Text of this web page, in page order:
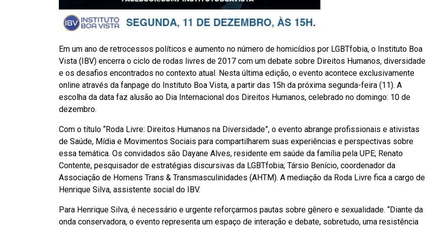
Em um ano de retrocessos políticos e aumento no número de homicídios por LGBTfobia, o Instituto Boa
Vista (IBV) encerra o ciclo de rodas livres de 2017 com um debate sobre Direitos Humanos, diversidade
e os desafios encontrados no contexto atual. Nesta última edição, o evento acontece exclusivamente
online através da fanpage do Instituto Boa Vista, a partir das 15h da próxima segunda-feira (11). A
escolha da data faz alusão ao Dia Internacional dos Direitos Humanos, celebrado no domingo: 10 de
dezembro.
Com o título “Roda Livre: Direitos Humanos na Diversidade”, o evento abrange profissionais e ativistas
de Saúde, Mídia e Movimentos Sociais para compartilharem suas experiências e perspectivas sobre
essa temática. Os convidados são Dayane Alves, residente em saúde da família pela UPE; Renato
Contente, pesquisador de estratégias discursivas da LGBTfobia; Társio Benício, coordenador da
Associação de Homens Trans & Transmasculinidades (AHTM). A mediação da Roda Livre fica a cargo de
Henrique Silva, assistente social do IBV.
Para Henrique Silva, é necessário e urgente reforçarmos pautas sobre gênero e sexualidade. “Diante da
onda conservadora, o evento representa um espaço de interação e debate, sobretudo, uma resistência